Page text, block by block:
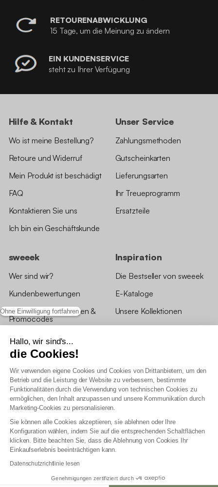
Ohne Einwilligung fortfahren
Hallo, wir sind's...
die Cookies!
Wir verwenden eigene Cookies und Cookies von Drittanbietern, um den
Betrieb und die Leistung der Website zu verbessern, bestimmte
Funktionalitäten durch die Verwendung von technischen Cookies zu
ermöglichen, den Inhalt anzupassen und unsere Kommunikation durch
Marketing-Cookies zu personalisieren.
Sie können alle Cookies akzeptieren, sie ablehnen oder Ihre
Konfiguration wählen, indem Sie auf die entsprechenden Schaltflächen
klicken. Bitte beachten Sie, dass die Ablehnung von Cookies Ihr
Einkaufserlebnis beeinträchtigen kann.
Datenschutzrichtlinie lesen
Genehmigungen zertifiziert durch
RETOURENABWICKLUNG
15 Tage, um die Meinung zu ändern
EIN KUNDENSERVICE
steht zu Ihrer Verfügung
Hilfe & Kontakt
Wo ist meine Bestellung?
Retoure und Widerruf
Mein Produkt ist beschädigt
FAQ
Kontaktieren Sie uns
Ich bin ein Geschäftskunde
Unser Service
Zahlungsmethoden
Gutscheinkarten
Lieferungsarten
Ihr Treueprogramm
Ersatzteile
sweeek
Wer sind wir?
Kundenbewertungen
*Angebotsbedingungen &
Promocodes
Bewertungen von sweeek
Unsere Geschäfte
Inspiration
Die Bestseller von sweeek
E-Kataloge
Unsere Kollektionen
AGB Treueprogramm
Datenschutzrichtlinien
Allgemeine Geschäftsbedingungen für Geschäftskunden
Erklärung zur Barrierefreiheit